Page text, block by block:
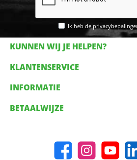
Ik heb de
KUNNEN WIJ JE HELPEN?
KLANTENSERVICE
INFORMATIE
BETAALWIJZE